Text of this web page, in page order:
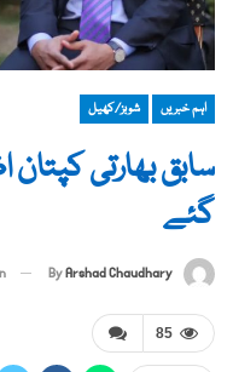
اہم خبریں شوبز/کھیل
سابق بھارتی کپتان
گئے
ByArshad Chaudhary
85